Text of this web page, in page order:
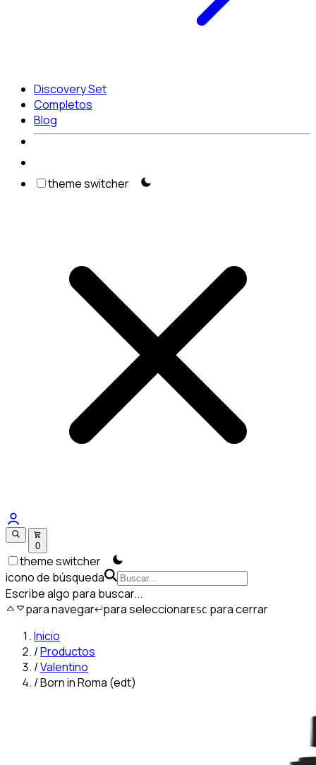
Discovery Set
Completos
Blog
theme switcher
0
theme switcher
icono de búsqueda
Escribe algo para buscar...
para navegar para seleccionarESC para cerrar
Inicio
/Productos
/Valentino
/Born in Roma (edt)